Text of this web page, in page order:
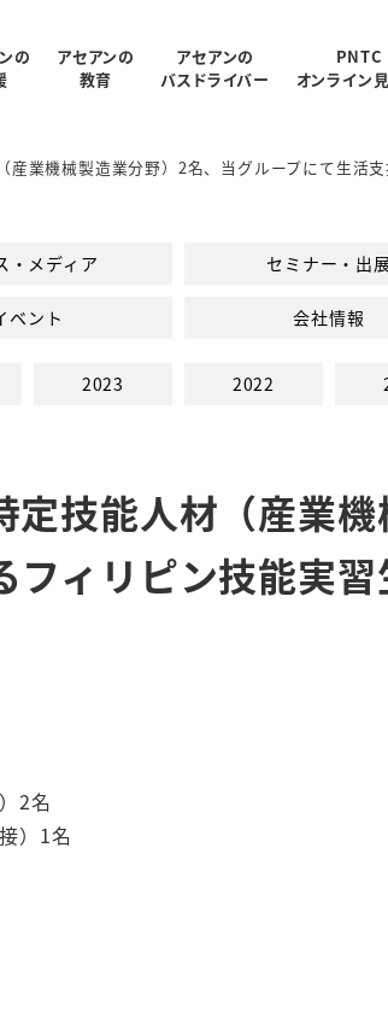
の
アセアンの
教育
アセアンの
バスドライバー
PNTC
オンライン
業機械製造業分野）2名、当グループにて生活
・メディア セミナー・出
ベント 会社情報
2023 2022
技能人材（産業
ィリピン技能実
2名
）1名